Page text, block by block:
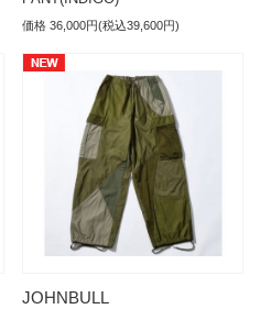
価格 36,000円(税込39,600円)
JOHNBULL